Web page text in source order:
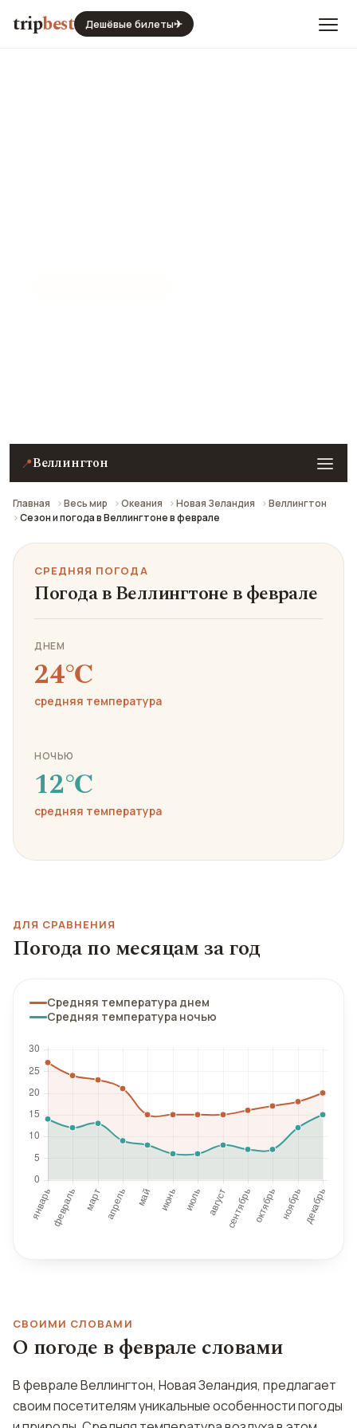
tripbest Дешёвые билеты✈
📍Веллингтон
Главная Весь мир Океания Новая Зеландия
Веллингтон
Сезон и погода в Веллингтоне в феврале
СРЕДНЯЯ ПОГОДА
Погода в Веллингтоне в феврале
ДНЕМ
24℃
средняя температура
НОЧЬЮ
12℃
средняя температура
ДЛЯ СРАВНЕНИЯ
Погода по месяцам за год
Средняя температура днем
Средняя температура ночью
СВОИМИ СЛОВАМИ
О погоде в феврале словами
В феврале Веллингтон, Новая Зеландия, предлагает
своим посетителям уникальные особенности погоды